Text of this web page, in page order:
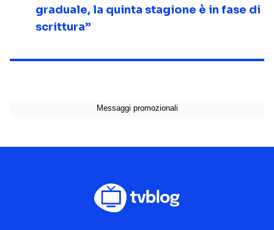
graduale, la quinta stagione è in fase di
scrittura”